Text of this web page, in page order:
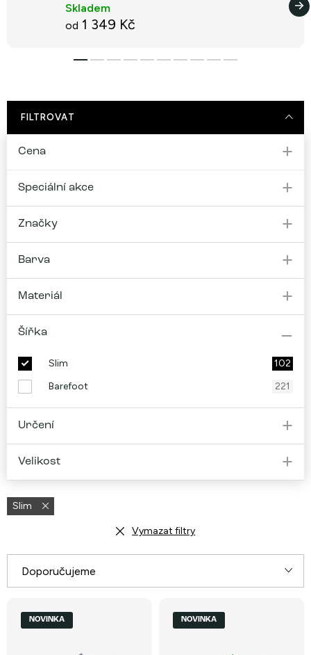
Skladem
od 1 349 Kč
FILTROVAT
Cena
Speciální akce
Značky
Barva
Materiál
Šířka
Slim
102
Barefoot
221
Určení
Velikost
Slim
Vymazat filtry
a
Doporučujeme
NOVINKA NOVINKA